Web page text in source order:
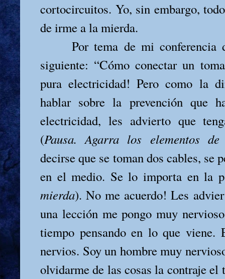
cortocircuitos. Yo, sin embargo,
de irme a la mierda.
Por tema de mi conferencia
siguiente: “Cómo conectar un
pura electricidad! Pero como la
hablar sobre la prevención que
electricidad, les advierto que
(Pausa. Agarra los elementos
decirse que se toman dos cables, se
en el medio. Se lo importa en la
mierda). No me acuerdo! Les
una lección me pongo muy
tiempo pensando en lo que viene.
nervios. Soy un hombre muy
olvidarme de las cosas la contraje